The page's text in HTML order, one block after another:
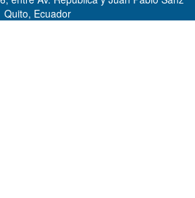
Quito, Ecuador